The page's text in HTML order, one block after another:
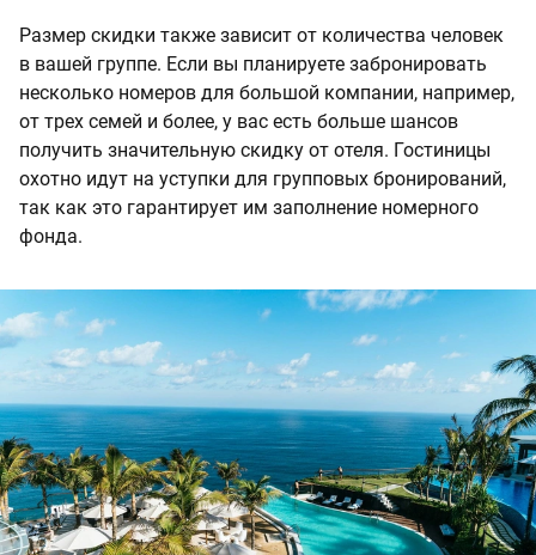
Размер скидки также зависит от количества человек
в вашей группе. Если вы планируете забронировать
несколько номеров для большой компании, например,
от трех семей и более, у вас есть больше шансов
получить значительную скидку от отеля. Гостиницы
охотно идут на уступки для групповых бронирований,
так как это гарантирует им заполнение номерного
фонда.